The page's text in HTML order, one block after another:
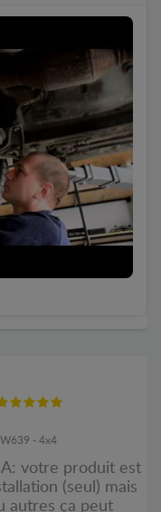
W639 - 4x4
votre produit est
(seul) mais
autres ça peut